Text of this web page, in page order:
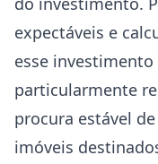
expectáveis e
esse
particularmente
procura estável
imóveis